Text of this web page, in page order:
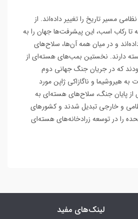
مسیر تاریخ را تغییر داده‌اند. از
تا رکاب اسب، این پیشرفت‌ها جهان را به
و در میان همه آن‌ها، سلاح‌های
دارند. نخستین بمب‌های هسته‌ای از
که در جریان جنگ جهانی دوم
به هیروشیما و ناگازاکی ژاپن مورد
از پایان جنگ، سلاح‌های هسته‌ای به
و خارجی تبدیل شدند و کشورهای
را در توسعه زرادخانه‌های هسته‌ای
لینک‌های مفید